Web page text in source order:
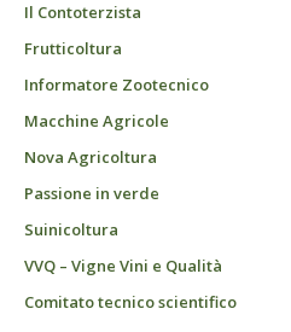
Il Contoterzista
Frutticoltura
Informatore Zootecnico
Macchine Agricole
Nova Agricoltura
Passione in verde
Suinicoltura
VVQ – Vigne Vini e Qualità
Comitato tecnico scientifico